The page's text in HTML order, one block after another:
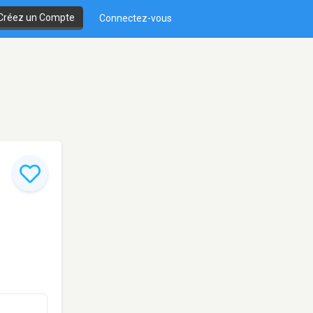
un Compte Connectez-vous